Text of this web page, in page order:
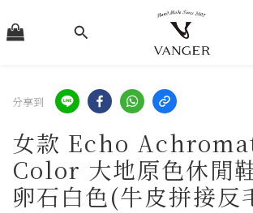
分享到
女款 Echo
Color 大地原色休閒
卵石白色(牛皮拼接反